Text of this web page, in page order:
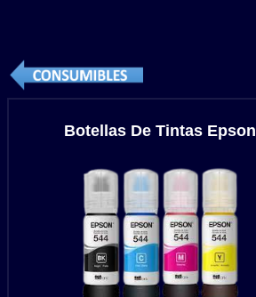
Botellas De Tintas Epson